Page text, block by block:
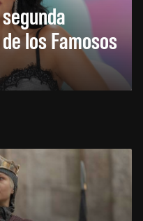
los Famosos